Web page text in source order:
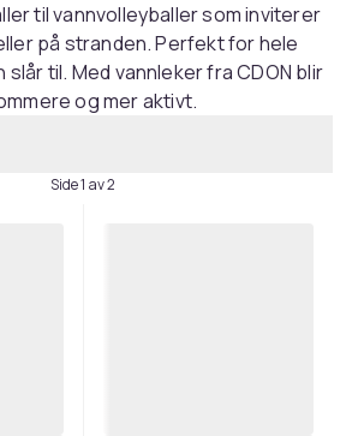
til vannvolleyballer som inviterer
på stranden. Perfekt for hele
slår til. Med vannleker fra CDON blir
og mer aktivt.
Side 1 av 2